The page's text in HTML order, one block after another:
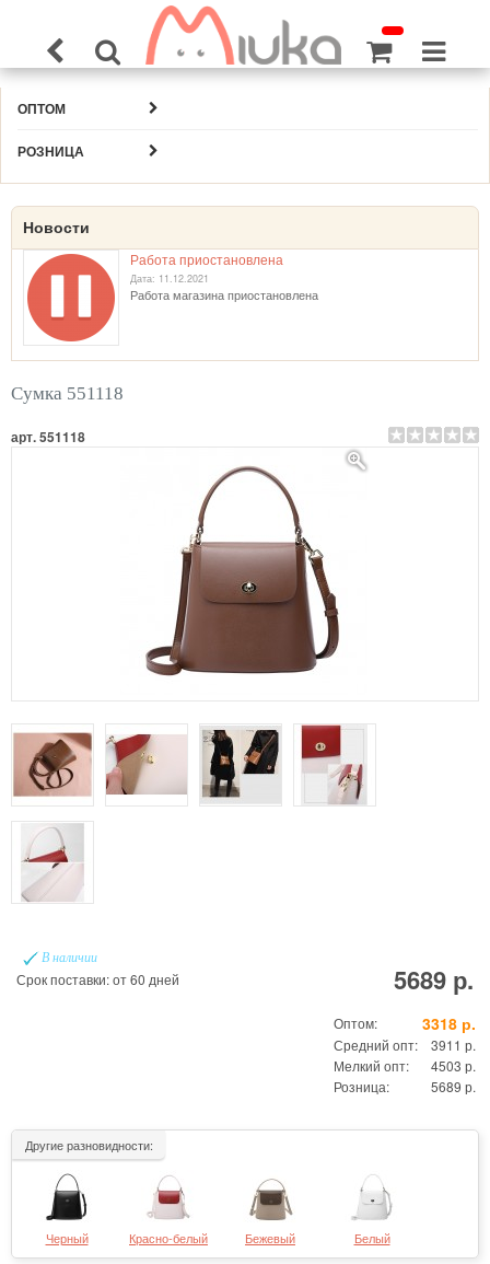
ОПТОМ
РОЗНИЦА
Новости
Работа приостановлена
Дата: 11.12.2021
Работа магазина приостановлена
Сумка 551118
арт. 551118
В наличии
Срок поставки: от 60 дней 5689 р.
Оптом: 3318 р.
Средний опт:
3911 р.
Мелкий опт:
4503 р.
Розница:
5689 р.
Другие разновидности:
Черный Красно-белый Бежевый Белый